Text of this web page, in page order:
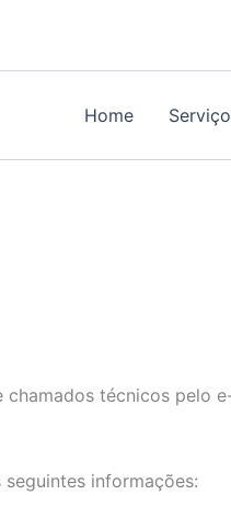
Home
chamados técnicos pelo
informações: